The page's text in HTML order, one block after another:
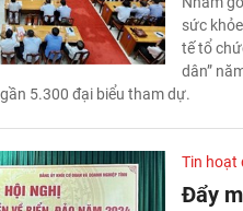
sức
tế tổ
dân”
5.300 đại biểu tham dự.
Tin hoạt
Đẩy